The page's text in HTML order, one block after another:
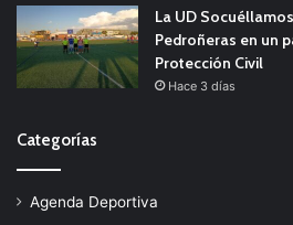
La UD
Pedroñeras en un
Protección Civil
Hace 3 días
Categorías
Agenda Deportiva